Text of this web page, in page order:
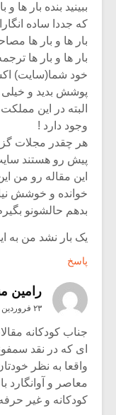
ببینید بنده بار ها
که جددا ساده
بار ها و بار ها
بار ها و بار ها ترجمه متن
خود شما(سایت)
پوشش بدید و خیلی
البته در این
وجود دارد !
هر چقدر مجلات
پیش رو هستند
این مقاله رو من
خوانده و خوشش
بدهم حالشونو
یک بار نشد من به
پاسخ
رامین
۲۳ فروردین ۱۳۹۳ در ۱۱:۰۱ ب٫ظ
جناب کودکانه
ای که در نقد
واقعا به نظر
معاصر و آوانگارد
کودکانه و غیر